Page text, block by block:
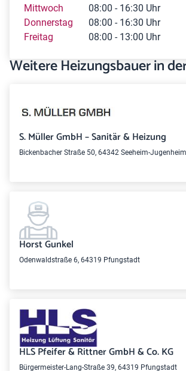
Mittwoch
08:00 - 16:30 Uhr
Donnerstag
08:00 - 16:30 Uhr
Freitag
08:00 - 13:00 Uhr
Weitere Heizungsbauer in
S. Müller GmbH – Sanitär & Heizung
Bickenbacher Straße 50, 64342 Seeheim-Jugenheim
Horst Gunkel
Odenwaldstraße 6, 64319 Pfungstadt
HLS Pfeifer & Rittner GmbH & Co. KG
Bürgermeister-Lang-Straße 39, 64319 Pfungstadt